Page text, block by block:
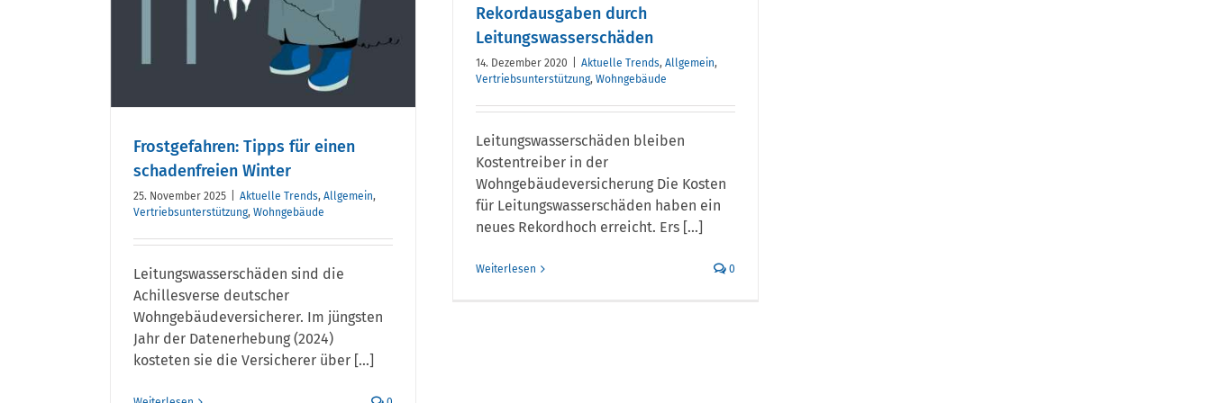
Frostgefahren: Tipps für einen
schadenfreien Winter
25. November 2025 Aktuelle Trends, Allgemein,
Vertriebsunterstützung, Wohngebäude
Leitungswasserschäden sind die
Achillesverse deutscher
Wohngebäudeversicherer. Im jüngsten
Jahr der Datenerhebung (2024)
kosteten sie die Versicherer über [...]
Rekordausgaben durch
Leitungswasserschäden
14. Dezember 2020 Aktuelle Trends, Allgemein,
Vertriebsunterstützung, Wohngebäude
Leitungswasserschäden bleiben
Kostentreiber in der
Wohngebäudeversicherung Die Kosten
für Leitungswasserschäden haben ein
neues Rekordhoch erreicht. Ers [...]
Weiterlesen 0